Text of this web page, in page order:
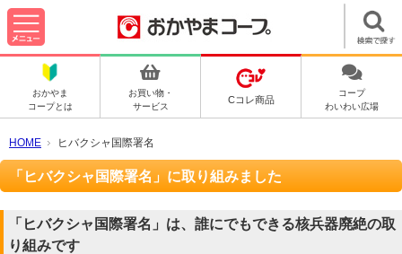
おかやま
コープとは
お買い物・
サービス
Cコレ商品
コープ
わいわい広場
HOME ヒバクシャ国際署名
「ヒバクシャ国際署名」に取り組みました
「ヒバクシャ国際署名」は、誰にでもできる核兵器廃絶の取
り組みです